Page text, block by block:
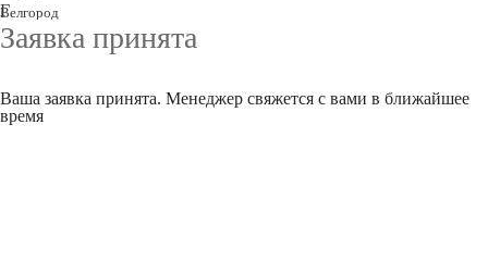
Велгород
Г
Заявка принята
Ваша заявка принята. Менеджер свяжется с вами в ближайшее
время